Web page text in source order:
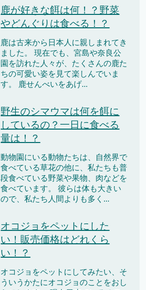
鹿が好きな餌は何！？野菜
やどんぐりは食べる！？
鹿は古来から日本人に親しまれてき
ました。 現在でも、宮島や奈良公
園を訪れた人々が、たくさんの鹿た
ちの可愛い姿を見て楽しんでいま
す。 鹿せんべいをあげ...
野生のシマウマは何を餌に
しているの？一日に食べる
量は！？
動物園にいる動物たちは、自然界で
食べている草花の他に、私たちも普
段食べている野菜や果物、肉などを
食べています。 彼らは体も大きい
ので、私たち人間よりも多く...
オコジョをペットにした
い！販売価格はどれくら
い！？
オコジョをペットにしてみたい、そ
ういうかたにオコジョのことをおし